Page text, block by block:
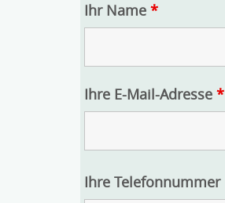
Ihr Name *
Ihre E-Mail-Adresse *
Ihre Telefonnummer